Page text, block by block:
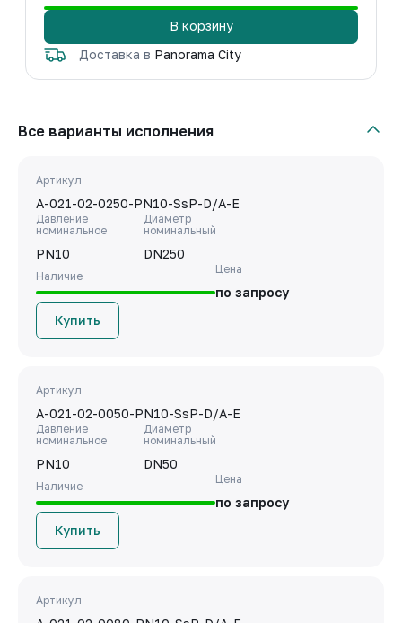
В корзину
Доставка в Panorama City
Все варианты исполнения
Артикул
A-021-02-0250-PN10-SsP-D/A-E
Давление
номинальное
PN10
Диаметр
номинальный
DN250
Наличие
Цена
по запросу
Купить
Артикул
A-021-02-0050-PN10-SsP-D/A-E
Давление
номинальное
PN10
Диаметр
номинальный
DN50
Наличие
Цена
по запросу
Купить
Артикул